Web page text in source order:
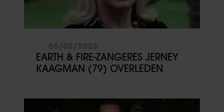
EARTH & FIRE-ZANGERES JERNEY
KAAGMAN (79) OVERLEDEN